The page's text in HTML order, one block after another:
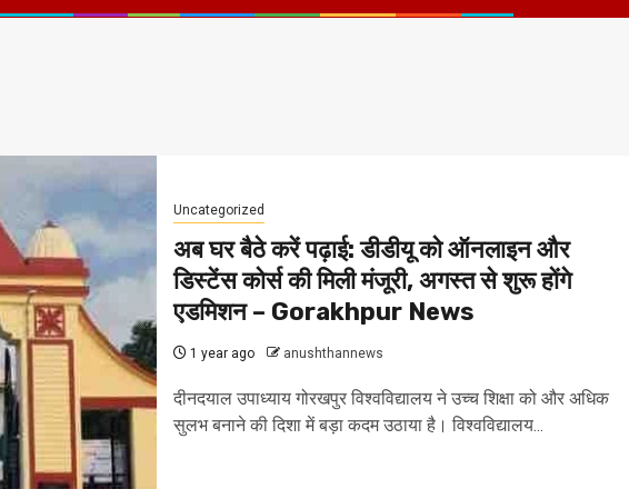
Uncategorized
अब घर बैठे करें पढ़ाई: डीडीयू को ऑनलाइन और
डिस्टेंस कोर्स की मिली मंजूरी, अगस्त से शुरू होंगे
एडमिशन – Gorakhpur News
1 year ago anushthannews
दीनदयाल उपाध्याय गोरखपुर विश्वविद्यालय ने उच्च शिक्षा को और अधिक
सुलभ बनाने की दिशा में बड़ा कदम उठाया है। विश्वविद्यालय...